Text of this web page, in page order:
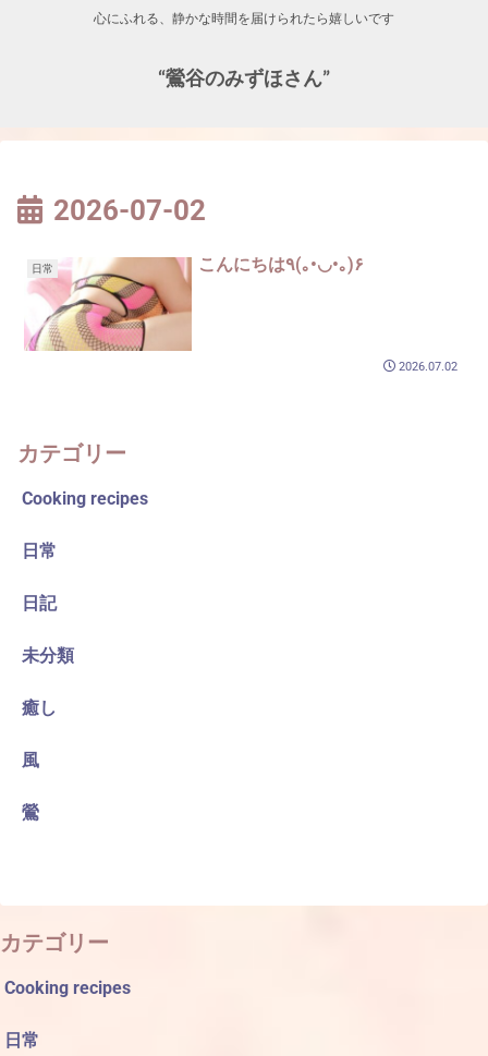
心にふれる、静かな時間を届けられたら嬉しいです
“鶯谷のみずほさん”
2026-07-02
日常 こんにちは٩(｡•◡•｡)۶
2026.07.02
カテゴリー
Cooking recipes
日常
日記
未分類
癒し
風
鶯
カテゴリー
Cooking recipes
日常